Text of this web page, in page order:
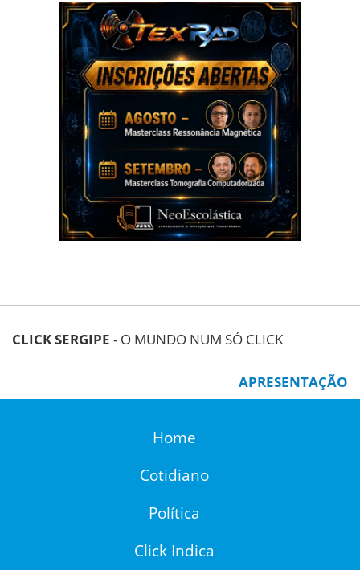
CLICK SERGIPE - O MUNDO NUM SÓ CLICK
APRESENTAÇÃO
Home
Cotidiano
Política
Click Indica